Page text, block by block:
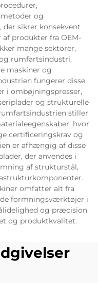
og
sikrer konsekvent
produkter fra OEM-
mange sektorer,
rumfartsindustri,
maskiner og
fungerer disse
i ombøjningspresser,
og strukturelle
stiller
hvor
certificeringskrav og
er afhængig af disse
der anvendes i
af strukturstål,
omfatter alt fra
formningsværktøjer i
og præcision
og produktkvalitet.